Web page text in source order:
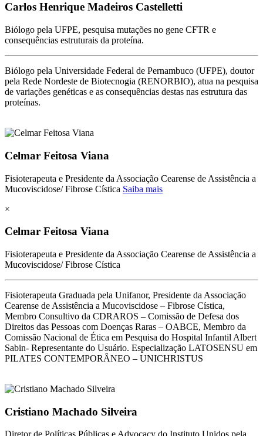
Carlos Henrique Madeiros Castelletti
Biólogo pela UFPE, pesquisa mutações no gene CFTR e
consequências estruturais da proteína.
Biólogo pela Universidade Federal de Pernambuco (UFPE), doutor
pela Rede Nordeste de Biotecnogia (RENORBIO), atua na pesquisa
de variações genéticas e as consequências destas nas estrutura das
proteínas.
Celmar Feitosa Viana
Fisioterapeuta e Presidente da Associação Cearense de Assistência a
Mucoviscidose/ Fibrose Cística Saiba mais
×
Celmar Feitosa Viana
Fisioterapeuta e Presidente da Associação Cearense de Assistência a
Mucoviscidose/ Fibrose Cística
Fisioterapeuta Graduada pela Unifanor, Presidente da Associação
Cearense de Assistência a Mucoviscidose – Fibrose Cística,
Membro Consultivo da CDRAROS – Comissão de Defesa dos
Direitos das Pessoas com Doenças Raras – OABCE, Membro da
Comissão Nacional de Ética em Pesquisa do Hospital Infantil Albert
Sabin- Representante do Usuário. Especialização LATOSENSU em
PILATES CONTEMPORÂNEO – UNICHRISTUS
Cristiano Machado Silveira